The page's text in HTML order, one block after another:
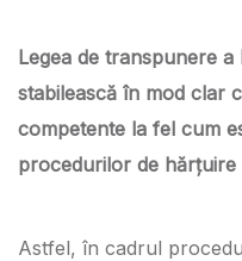
Legea de transpunere
stabilească în mod clar
competente la fel cum
procedurilor de
Astfel, în cadrul